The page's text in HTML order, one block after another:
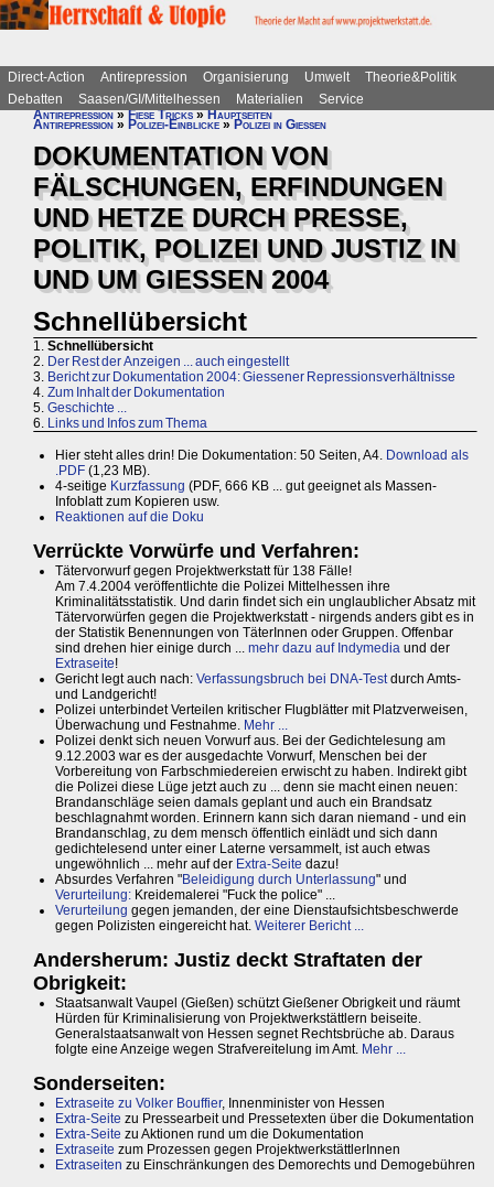
Direct-Action Antirepression Organisierung Umwelt
Theorie&Politik
Debatten
Saasen/GI/Mittelhessen Materialien
Service
Antirepression»Fiese Tricks»Hauptseiten
Antirepression » Polizei-Einblicke » Polizei in Gießen
DOKUMENTATION VON
FÄLSCHUNGEN, ERFINDUNGEN
UND HETZE DURCH PRESSE,
POLITIK, POLIZEI UND JUSTIZ IN
UND UM GIESSEN 2004
Schnellübersicht
1. Schnellübersicht
2. Der Rest der Anzeigen ... auch eingestellt
3. Bericht zur Dokumentation 2004: Giessener Repressionsverhältnisse
4. Zum Inhalt der Dokumentation
5. Geschichte ...
6. Links und Infos zum Thema
Hier steht alles drin! Die Dokumentation: 50 Seiten, A4. Download als
.PDF (1,23 MB).
4-seitige Kurzfassung (PDF, 666 KB ... gut geeignet als Massen-
Infoblatt zum Kopieren usw.
Reaktionen auf die Doku
Verrückte Vorwürfe und Verfahren:
Tätervorwurf gegen Projektwerkstatt für 138 Fälle!
Am 7.4.2004 veröffentlichte die Polizei Mittelhessen ihre
Kriminalitätsstatistik. Und darin findet sich ein unglaublicher Absatz mit
Tätervorwürfen gegen die Projektwerkstatt - nirgends anders gibt es in
der Statistik Benennungen von TäterInnen oder Gruppen. Offenbar
sind drehen hier einige durch ... mehr dazu auf Indymedia und der
Extraseite!
Gericht legt auch nach: Verfassungsbruch bei DNA-Testdurch Amts-
und Landgericht!
Polizei unterbindet Verteilen kritischer Flugblätter mit Platzverweisen,
Überwachung und Festnahme. Mehr ...
Polizei denkt sich neuen Vorwurf aus. Bei der Gedichtelesung am
9.12.2003 war es der ausgedachte Vorwurf, Menschen bei der
Vorbereitung von Farbschmiedereien erwischt zu haben. Indirekt gibt
die Polizei diese Lüge jetzt auch zu ... denn sie macht einen neuen:
Brandanschläge seien damals geplant und auch ein Brandsatz
beschlagnahmt worden. Erinnern kann sich daran niemand - und ein
Brandanschlag, zu dem mensch öffentlich einlädt und sich dann
gedichtelesend unter einer Laterne versammelt, ist auch etwas
ungewöhnlich ... mehr auf der Extra-Seite dazu!
Absurdes Verfahren "Beleidigung durch Unterlassung" und
Verurteilung: Kreidemalerei "Fuck the police" ...
Verurteilung gegen jemanden, der eine Dienstaufsichtsbeschwerde
gegen Polizisten eingereicht hat. Weiterer Bericht ...
Andersherum: Justiz deckt Straftaten der
Obrigkeit:
Staatsanwalt Vaupel (Gießen) schützt Gießener Obrigkeit und räumt
Hürden für Kriminalisierung von Projektwerkstättlern beiseite.
Generalstaatsanwalt von Hessen segnet Rechtsbrüche ab. Daraus
folgte eine Anzeige wegen Strafvereitelung im Amt. Mehr ...
Sonderseiten:
Extraseite zu Volker Bouffier, Innenminister von Hessen
Extra-Seite zu Pressearbeit und Pressetexten über die Dokumentation
Extra-Seite zu Aktionen rund um die Dokumentation
Extraseite zum Prozessen gegen ProjektwerkstättlerInnen
Extraseiten zu Einschränkungen des Demorechts und Demogebühren